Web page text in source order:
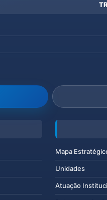
Mapa
Unidades
Atuação